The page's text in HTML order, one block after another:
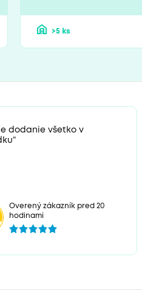
>5 ks
dodanie všetko v
Overený zákazník pred 20
hodinami